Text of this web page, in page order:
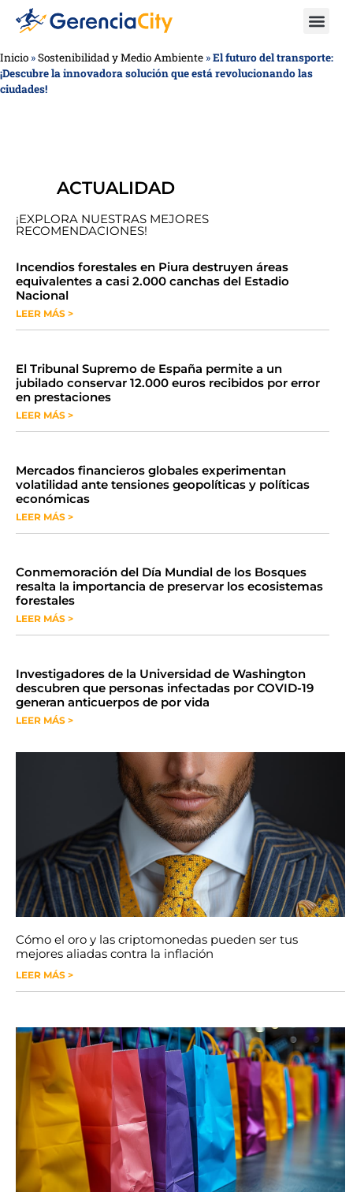
Inicio »Sostenibilidad y Medio Ambiente »El futuro del transporte:
¡Descubre la innovadora solución que está revolucionando las
ciudades!
ACTUALIDAD
¡EXPLORA NUESTRAS MEJORES
RECOMENDACIONES!
​​​​Incendios forestales en Piura destruyen áreas
equivalentes a casi 2.000 canchas del Estadio
Nacional
LEER MÁS >
​El Tribunal Supremo de España permite a un
jubilado conservar 12.000 euros recibidos por error
en prestaciones
LEER MÁS >
Mercados financieros globales experimentan
volatilidad ante tensiones geopolíticas y políticas
económicas
LEER MÁS >
Conmemoración del Día Mundial de los Bosques
resalta la importancia de preservar los ecosistemas
forestales
LEER MÁS >
Investigadores de la Universidad de Washington
descubren que personas infectadas por COVID-19
generan anticuerpos de por vida
LEER MÁS >
Cómo el oro y las criptomonedas pueden ser tus
mejores aliadas contra la inflación
LEER MÁS >